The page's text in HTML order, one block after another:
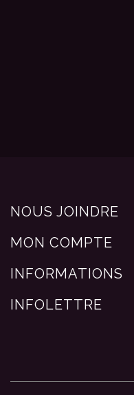
NOUS JOINDRE
MON COMPTE
INFORMATIONS
INFOLETTRE